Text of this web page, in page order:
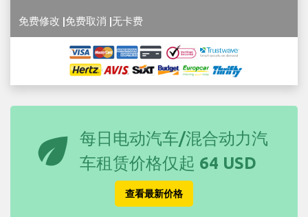
免费修改 |免费取消 |无卡费
eco
每日电动汽车/混合动力汽
车租赁价格仅起 64 USD
查看最新价格